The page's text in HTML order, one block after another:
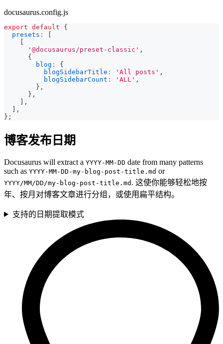
docusaurus.config.js
export default
{
presets :
'@docusaurus/preset-classic' ,
{
blog :
{
blogSidebarTitle : 'All posts' ,
blogSidebarCount : 'ALL' ,
} ,
} ,
,
,
} ;
博客发布日期
Docusaurus will extract a YYYY-MM-DD date from many patterns
such as YYYY-MM-DD-my-blog-post-title.md or
YYYY/MM/DD/my-blog-post-title.md . 这使你能够轻松地按
年、按月对博客文章进行分组，或使用扁平结构。
支持的日期提取模式